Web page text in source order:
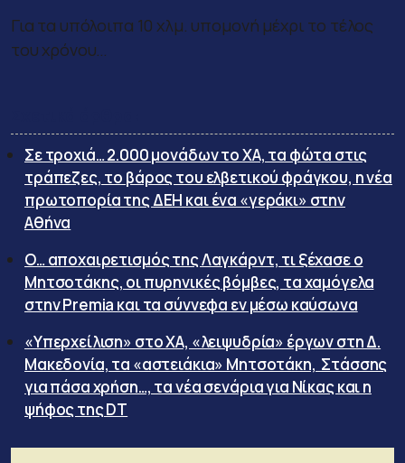
Για τα υπόλοιπα 10 χλμ. υπομονή μέχρι το τέλος
του χρόνου…
Σε τροχιά… 2.000 μονάδων το ΧΑ, τα φώτα στις
τράπεζες, το βάρος του ελβετικού φράγκου, η νέα
πρωτοπορία της ΔΕΗ και ένα «γεράκι» στην
Αθήνα
Ο… αποχαιρετισμός της Λαγκάρντ, τι ξέχασε ο
Μητσοτάκης, οι πυρηνικές βόμβες, τα χαμόγελα
στην Premia και τα σύννεφα εν μέσω καύσωνα
«Υπερχείλιση» στο ΧΑ, «λειψυδρία» έργων στη Δ.
Μακεδονία, τα «αστειάκια» Μητσοτάκη, Στάσσης
για πάσα χρήση…, τα νέα σενάρια για Νίκας και η
ψήφος της DT